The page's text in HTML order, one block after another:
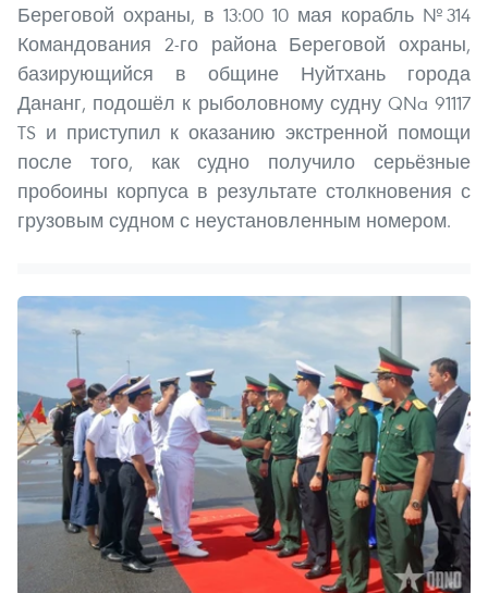
Береговой охраны, в 13:00 10 мая корабль №314
Командования 2-го района Береговой охраны,
базирующийся в общине Нуйтхань города
Дананг, подошёл к рыболовному судну QNa 91117
TS и приступил к оказанию экстренной помощи
после того, как судно получило серьёзные
пробоины корпуса в результате столкновения с
грузовым судном с неустановленным номером.